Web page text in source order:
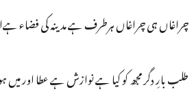
چراغاں ہی چراغاں ہرطرف ہے مدینہ کی فضاء
طلب بارِ دگر مجھ کو کیا ہے نوازش ہے عطا اور